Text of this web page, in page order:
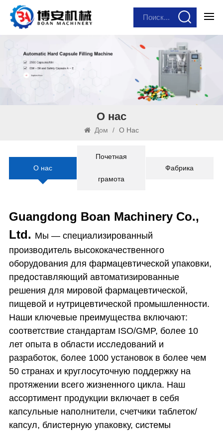
О нас
Дом / О Нас
О нас
Почетная
грамота
Фабрика
Guangdong Boan Machinery Co.,
Ltd. Мы — специализированный
производитель высококачественного
оборудования для фармацевтической упаковки,
предоставляющий автоматизированные
решения для мировой фармацевтической,
пищевой и нутрицевтической промышленности.
Наши ключевые преимущества включают:
соответствие стандартам ISO/GMP, более 10
лет опыта в области исследований и
разработок, более 1000 установок в более чем
50 странах и круглосуточную поддержку на
протяжении всего жизненного цикла. Наш
ассортимент продукции включает в себя
капсульные наполнители, счетчики таблеток/
капсул, блистерную упаковку, системы